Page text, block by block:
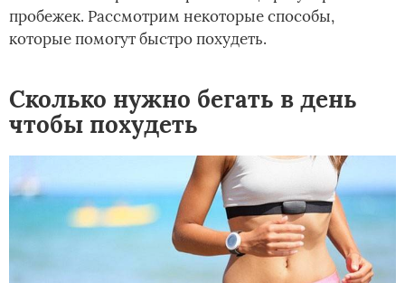
пробежек. Рассмотрим некоторые способы,
которые помогут быстро похудеть.
Сколько нужно бегать в день
чтобы похудеть